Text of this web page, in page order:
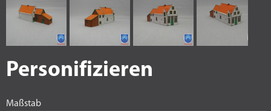
Personifizieren
Maßstab